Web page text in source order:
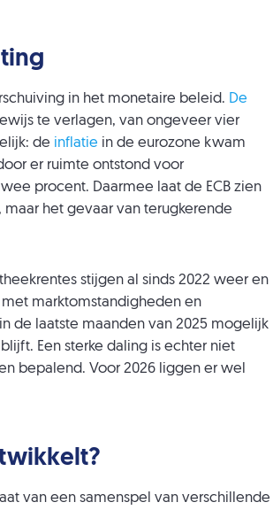
in het monetaire beleid. De
te verlagen, van ongeveer vier
de inflatie in de eurozone kwam
er ruimte ontstond voor
procent. Daarmee laat de ECB zien
het gevaar van terugkerende
stijgen al sinds 2022 weer en
marktomstandigheden en
de laatste maanden van 2025 mogelijk
Een sterke daling is echter niet
bepalend. Voor 2026 liggen er wel
van een samenspel van verschillende